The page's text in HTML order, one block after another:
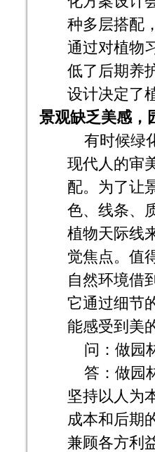
种多层搭配
通过对植物
低了后期养
设计决定了
景观缺乏美感，
有时候绿
现代人的审
配。为了让
色、线条、
植物天际线
觉焦点。值
自然环境借
它通过细节
能感受到美
问：做园
答：做园
坚持以人为
成本和后期
兼顾各方利